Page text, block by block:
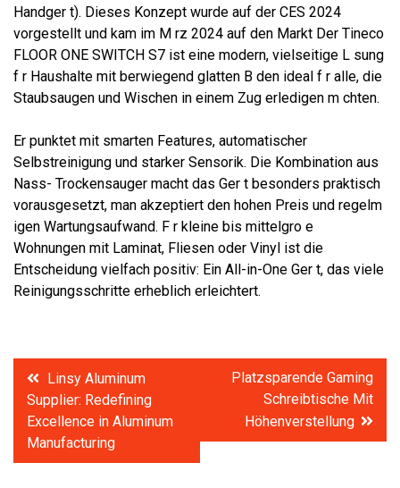
Handger t). Dieses Konzept wurde auf der CES 2024
vorgestellt und kam im M rz 2024 auf den Markt Der Tineco
FLOOR ONE SWITCH S7 ist eine modern, vielseitige L sung
f r Haushalte mit berwiegend glatten B den ideal f r alle, die
Staubsaugen und Wischen in einem Zug erledigen m chten.
Er punktet mit smarten Features, automatischer
Selbstreinigung und starker Sensorik. Die Kombination aus
Nass- Trockensauger macht das Ger t besonders praktisch
vorausgesetzt, man akzeptiert den hohen Preis und regelm
igen Wartungsaufwand. F r kleine bis mittelgro e
Wohnungen mit Laminat, Fliesen oder Vinyl ist die
Entscheidung vielfach positiv: Ein All-in-One Ger t, das viele
Reinigungsschritte erheblich erleichtert.
Post
navigation
Linsy Aluminum
Supplier: Redefining
Excellence in Aluminum
Manufacturing
Platzsparende Gaming
Schreibtische Mit
Höhenverstellung